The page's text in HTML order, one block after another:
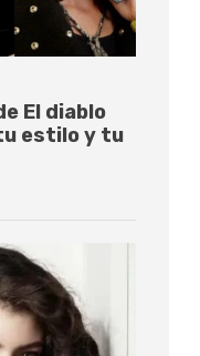
El diablo
estilo y tu